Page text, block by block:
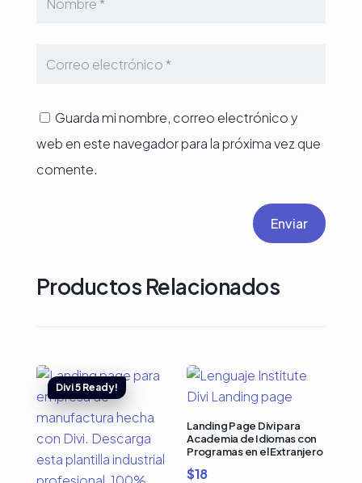
Guarda mi nombre, correo electrónico y
web en este navegador para la próxima vez que
comente.
Enviar
Productos Relacionados
Landing Page Divi para
Academia de Idiomas con
Programas en el Extranjero
$18